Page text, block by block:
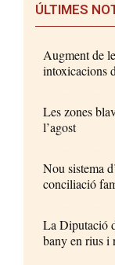
ÚLTIMES
Augment de
intoxicacions
Les zones
l’agost
Nou sistema
conciliació
La Diputació
bany en rius i